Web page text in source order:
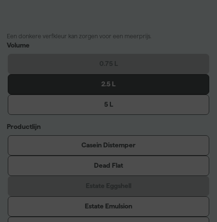
Een donkere verfkleur kan zorgen voor een meerprijs.
Volume
2.5 L
5 L
Productlijn
Casein Distemper
Dead Flat
Estate Emulsion